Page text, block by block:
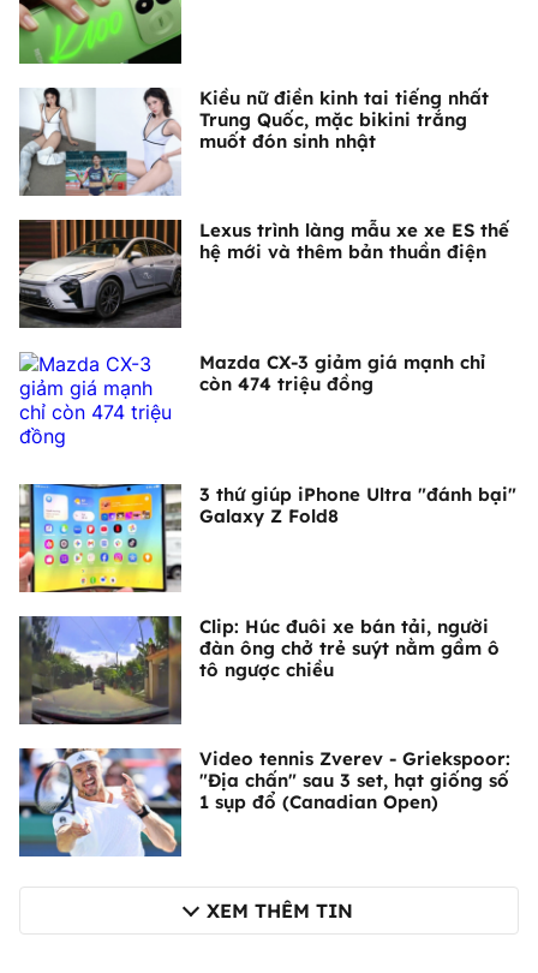
Kiều nữ điền kinh tai tiếng nhất
Trung Quốc, mặc bikini trắng
muốt đón sinh nhật
Lexus trình làng mẫu xe xe ES thế
hệ mới và thêm bản thuần điện
Mazda CX-3 giảm giá mạnh chỉ
còn 474 triệu đồng
3 thứ giúp iPhone Ultra "đánh bại"
Galaxy Z Fold8
Clip: Húc đuôi xe bán tải, người
đàn ông chở trẻ suýt nằm gầm ô
tô ngược chiều
Video tennis Zverev - Griekspoor:
"Địa chấn" sau 3 set, hạt giống số
1 sụp đổ (Canadian Open)
XEM THÊM TIN